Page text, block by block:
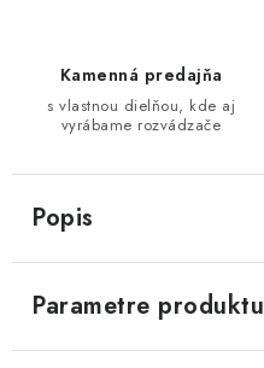
Reklamačný poriadok
Kontakt
Kamenná predajňa
s vlastnou dielňou, kde aj
vyrábame rozvádzače
Popis
Parametre produktu